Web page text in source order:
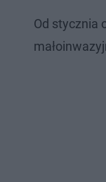
Od stycznia